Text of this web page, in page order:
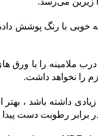
رطوبت دست پیدا